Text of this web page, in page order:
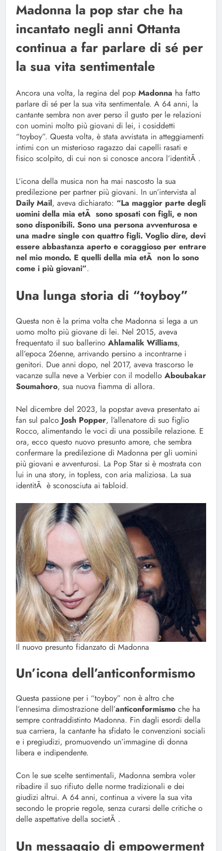
Madonna la pop star che ha
incantato negli anni Ottanta
continua a far parlare di sé per
la sua vita sentimentale
Ancora una volta, la regina del pop Madonna ha fatto
parlare di sé per la sua vita sentimentale. A 64 anni, la
cantante sembra non aver perso il gusto per le relazioni
con uomini molto più giovani di lei, i cosiddetti
“toyboy”. Questa volta, è stata avvistata in atteggiamenti
intimi con un misterioso ragazzo dai capelli rasati e
fisico scolpito, di cui non si conosce ancora l’identitÃ .
L’icona della musica non ha mai nascosto la sua
predilezione per partner più giovani. In un’intervista al
Daily Mail, aveva dichiarato: “La maggior parte degli
uomini della mia etÃ sono sposati con figli, e non
sono disponibili. Sono una persona avventurosa e
una madre single con quattro figli. Voglio dire, devi
essere abbastanza aperto e coraggioso per entrare
nel mio mondo. E quelli della mia etÃ non lo sono
come i più giovani”.
Una lunga storia di “toyboy”
Questa non è la prima volta che Madonna si lega a un
uomo molto più giovane di lei. Nel 2015, aveva
frequentato il suo ballerino Ahlamalik Williams,
all’epoca 26enne, arrivando persino a incontrarne i
genitori. Due anni dopo, nel 2017, aveva trascorso le
vacanze sulla neve a Verbier con il modello Aboubakar
Soumahoro, sua nuova fiamma di allora.
Nel dicembre del 2023, la popstar aveva presentato ai
fan sul palco Josh Popper, l’allenatore di suo figlio
Rocco, alimentando le voci di una possibile relazione. E
ora, ecco questo nuovo presunto amore, che sembra
confermare la predilezione di Madonna per gli uomini
più giovani e avventurosi. La Pop Star si è mostrata con
lui in una story, in topless, con aria maliziosa. La sua
identitÃ è sconosciuta ai tabloid.
Il nuovo presunto fidanzato di Madonna
Un’icona dell’anticonformismo
Questa passione per i “toyboy” non è altro che
l’ennesima dimostrazione dell’anticonformismo che ha
sempre contraddistinto Madonna. Fin dagli esordi della
sua carriera, la cantante ha sfidato le convenzioni sociali
e i pregiudizi, promuovendo un’immagine di donna
libera e indipendente.
Con le sue scelte sentimentali, Madonna sembra voler
ribadire il suo rifiuto delle norme tradizionali e dei
giudizi altrui. A 64 anni, continua a vivere la sua vita
secondo le proprie regole, senza curarsi delle critiche o
delle aspettative della societÃ .
Un messaggio di empowerment